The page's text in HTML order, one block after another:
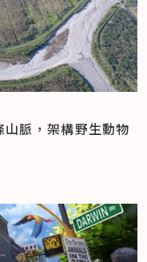
脈，架構野生動物